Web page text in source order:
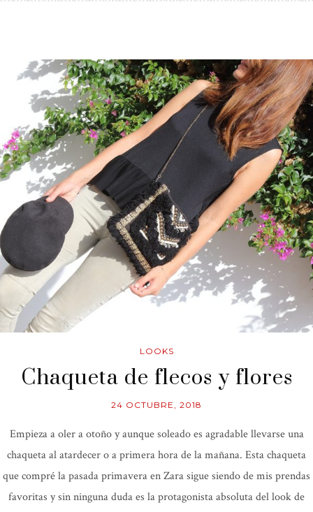
LOOKS
Chaqueta de flecos y flores
24 OCTUBRE, 2018
Empieza a oler a otoño y aunque soleado es agradable llevarse una
chaqueta al atardecer o a primera hora de la mañana. Esta chaqueta
que compré la pasada primavera en Zara sigue siendo de mis prendas
favoritas y sin ninguna duda es la protagonista absoluta del look de